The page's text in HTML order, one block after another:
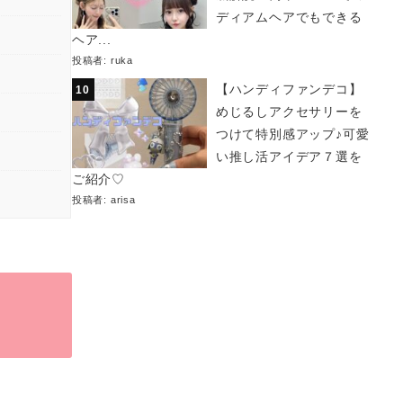
ディアムヘアでもできる
ヘア...
投稿者: ruka
【ハンディファンデコ】
めじるしアクセサリーを
つけて特別感アップ♪可愛
い推し活アイデア７選を
ご紹介♡
投稿者: arisa